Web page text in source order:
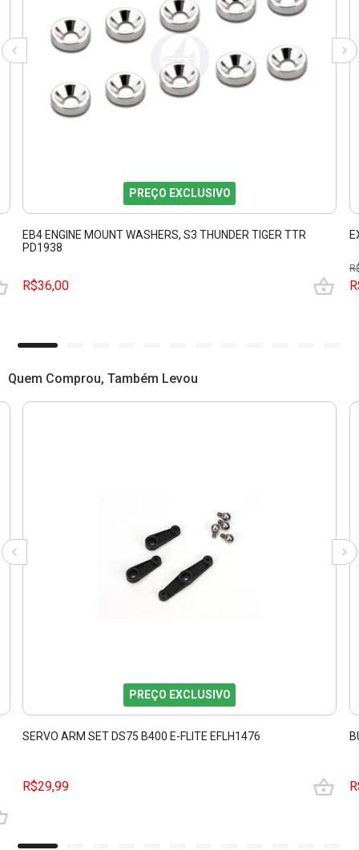
PREÇO EXCLUSIVO
EB4 ENGINE MOUNT WASHERS, S3 THUNDER TIGER TTR
PD1938
R$36,00
Quem Comprou, Também Levou
PREÇO EXCLUSIVO
SERVO ARM SET DS75 B400 E-FLITE EFLH1476
R$29,99